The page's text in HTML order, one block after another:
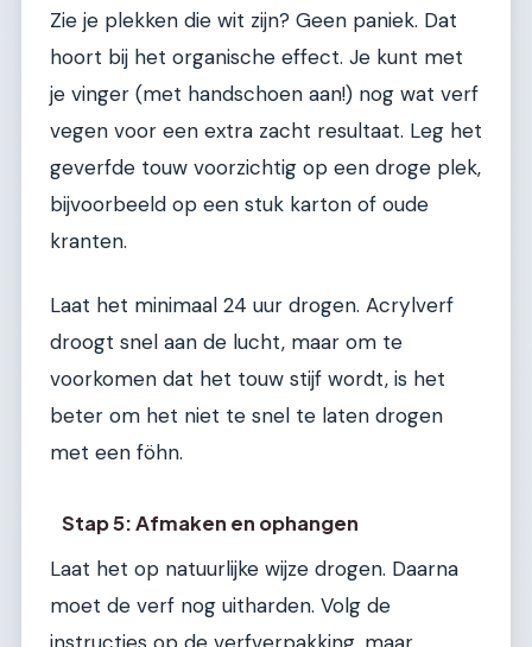
Zie je plekken die wit zijn? Geen paniek. Dat
hoort bij het organische effect. Je kunt met
je vinger (met handschoen aan!) nog wat verf
vegen voor een extra zacht resultaat. Leg het
geverfde touw voorzichtig op een droge plek,
bijvoorbeeld op een stuk karton of oude
kranten.
Laat het minimaal 24 uur drogen. Acrylverf
droogt snel aan de lucht, maar om te
voorkomen dat het touw stijf wordt, is het
beter om het niet te snel te laten drogen
met een föhn.
Stap 5: Afmaken en ophangen
Laat het op natuurlijke wijze drogen. Daarna
moet de verf nog uitharden. Volg de